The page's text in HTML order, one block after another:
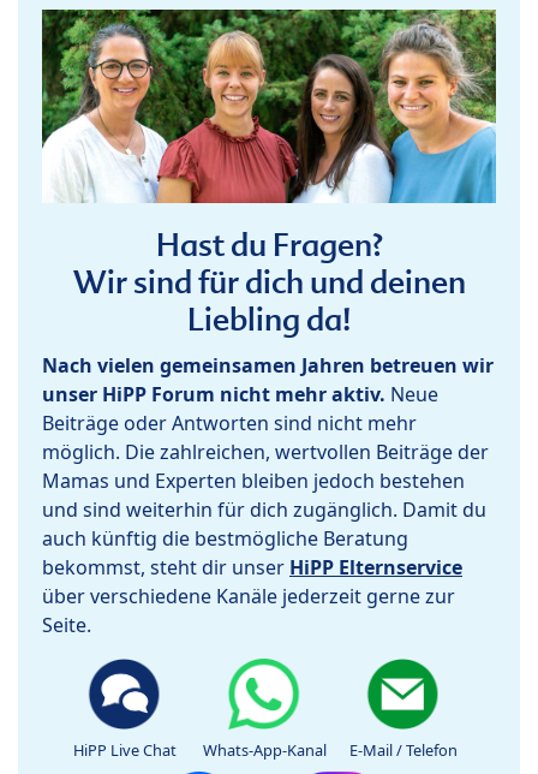
Hast du Fragen?
Wir sind für dich und deinen
Liebling da!
Nach vielen gemeinsamen Jahren betreuen wir
unser HiPP Forum nicht mehr aktiv. Neue
Beiträge oder Antworten sind nicht mehr
möglich. Die zahlreichen, wertvollen Beiträge der
Mamas und Experten bleiben jedoch bestehen
und sind weiterhin für dich zugänglich. Damit du
auch künftig die bestmögliche Beratung
bekommst, steht dir unser HiPP Elternservice
über verschiedene Kanäle jederzeit gerne zur
Seite.
HiPP Live Chat Whats-App-Kanal E-Mail / Telefon